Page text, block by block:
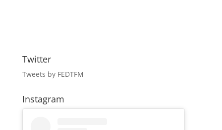
Twitter
Tweets by FEDTFM
Instagram